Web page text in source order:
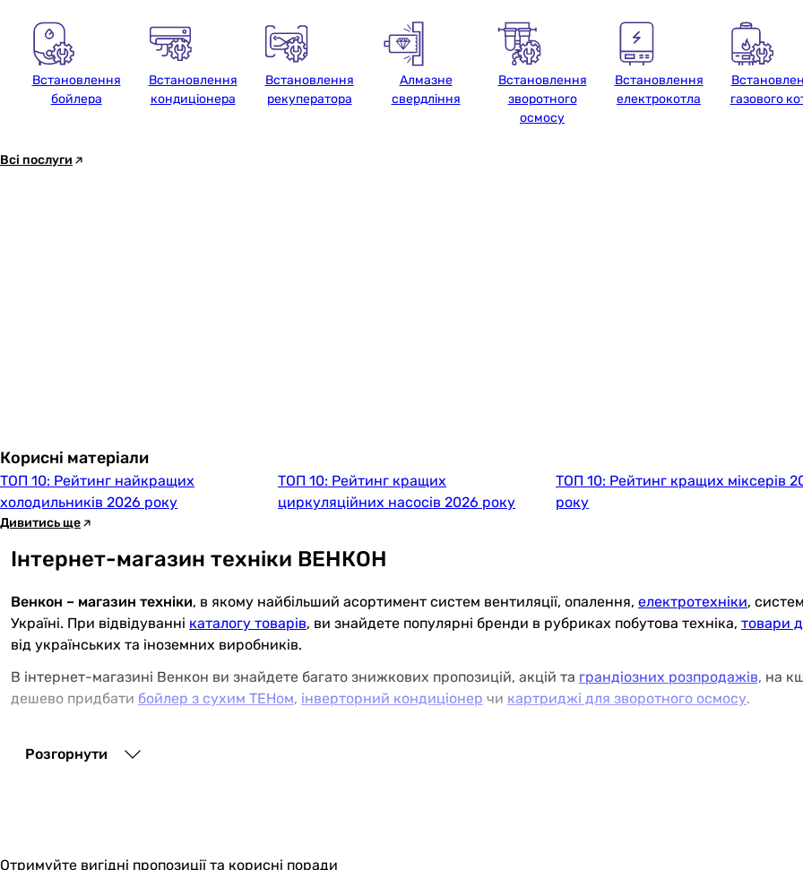
Встановлення
бойлера
Встановлення
кондиціонера
Встановлення
рекуператора
Алмазне
свердління
Встановлення
зворотного
осмосу
Встановлення
електрокотла
газового
Всі послуги
Корисні матеріали
ТОП 10: Рейтинг найкращих
холодильників 2026 року
ТОП 10: Рейтинг кращих
циркуляційних насосів 2026 року
ТОП 10: Рейтинг кращих міксерів
року
Дивитись ще
Інтернет-магазин техніки ВЕНКОН
Венкон – магазин техніки, в якому найбільший асортимент систем вентиляції, опалення, електротехніки,
Україні. При відвідуванні каталогу товарів, ви знайдете популярні бренди в рубриках побутова техніка, товари
від українських та іноземних виробників.
В інтернет-магазині Венкон ви знайдете багато знижкових пропозицій, акцій та грандіозних розпродажів, на
дешево придбати бойлер з сухим ТЕНом, інверторний кондиціонер чи картриджі для зворотного осмосу.
Магазин техніки vencon.ua має власні
В розділі побутова техніка в наявності товари для дому, за допомогою яких ви можете створити затишний побут,
Розгорнути
Отримуйте вигідні пропозиції та корисні поради